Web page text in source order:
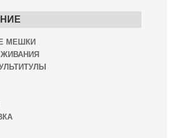
МЕШКИ